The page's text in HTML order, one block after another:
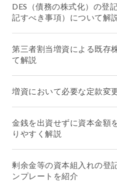
DES（債務の株式化）の登
記すべき事項）について解
第三者割当増資による既存
て解説
増資において必要な定款変
金銭を出資せずに資本金額
りやすく解説
剰余金等の資本組入れの登
ンプレートを紹介